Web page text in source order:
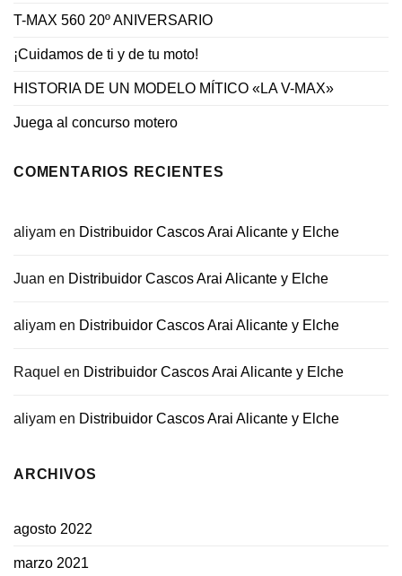
T-MAX 560 20º ANIVERSARIO
¡Cuidamos de ti y de tu moto!
HISTORIA DE UN MODELO MÍTICO «LA V-MAX»
Juega al concurso motero
COMENTARIOS RECIENTES
aliyam en Distribuidor Cascos Arai Alicante y Elche
Juan en Distribuidor Cascos Arai Alicante y Elche
aliyam en Distribuidor Cascos Arai Alicante y Elche
Raquel en Distribuidor Cascos Arai Alicante y Elche
aliyam en Distribuidor Cascos Arai Alicante y Elche
ARCHIVOS
agosto 2022
marzo 2021